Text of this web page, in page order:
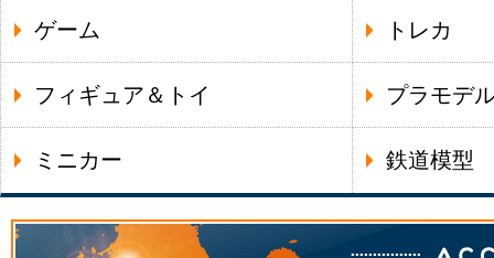
ゲーム トレカ
フィギュア＆トイ プラモデ
ミニカー 鉄道模型